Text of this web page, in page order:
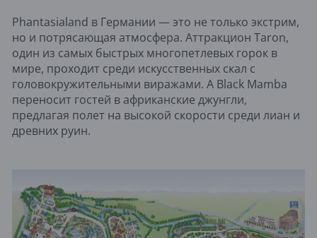
Phantasialand в Германии — это не только экстрим,
но и потрясающая атмосфера. Аттракцион Taron,
один из самых быстрых многопетлевых горок в
мире, проходит среди искусственных скал с
головокружительными виражами. А Black Mamba
переносит гостей в африканские джунгли,
предлагая полет на высокой скорости среди лиан и
древних руин.